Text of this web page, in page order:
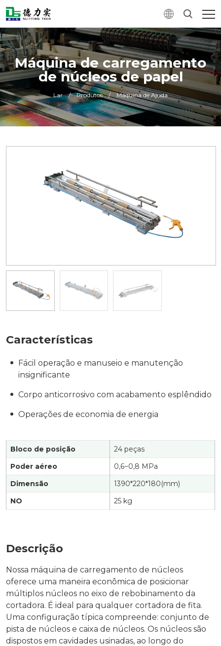
Máquina de carregamento
de núcleos de papel
Lar / Produtos / Máquina de Ajuda0
Características
Fácil operação e manuseio e manutenção
insignificante
Corpo anticorrosivo com acabamento esplêndido
Operações de economia de energia
Bloco de posição
24 peças
Poder aéreo
0,6~0,8 MPa
Dimensão
1390*220*180(mm)
NO
25 kg
Descrição
Nossa máquina de carregamento de núcleos
oferece uma maneira econômica de posicionar
múltiplos núcleos no eixo de rebobinamento da
cortadora. É ideal para qualquer cortadora de fita.
Uma configuração típica compreende: conjunto de
pista de núcleos e caixa de núcleos. Os núcleos são
dispostos em cavidades usinadas, ao longo do